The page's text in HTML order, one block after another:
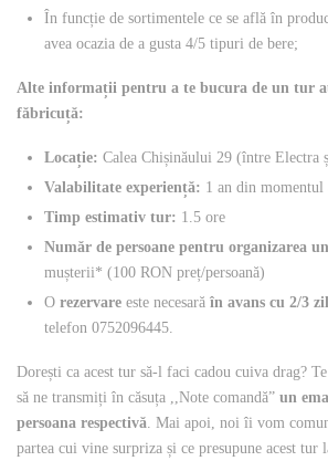
În funcție de sortimentele ce se află în
avea ocazia de a gusta 4/5 tipuri de bere;
Alte informații pentru a te bucura de un tur
făbricuță:
Locație: Calea Chișinăului 29 (între Electra
Valabilitate experiență: 1 an din
Timp estimativ tur: 1.5 ore
Număr de persoane pentru organizarea
mușterii* (100 RON preț/persoană)
O rezervare este necesară în avans cu 2/3
telefon 0752096445.
Dorești ca acest tur să-l faci cadou cuiva drag?
să ne transmiți în căsuța ,,Note comandă” un
persoana respectivă. Mai apoi, noi îi vom
partea cui vine surpriza și ce presupune acest tur